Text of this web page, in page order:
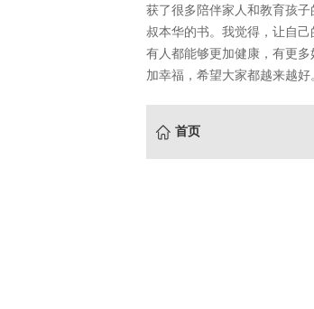
获了很多陪伴家人和教育孩
叔本华的书。我觉得，让自
有人都能够更加健康，有更
加幸福，希望大家都越来越好
首页